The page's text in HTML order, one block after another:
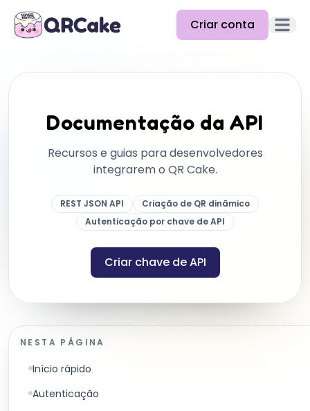
Criar conta Abrir
Blog
Docs
Ajuda
Documentação da API
Recursos e guias para desenvolvedores
integrarem o QR Cake.
REST JSON API
Criação de QR dinâmico
Autenticação por chave de API
Criar chave de API
NESTA PÁGINA
Início rápido
Autenticação